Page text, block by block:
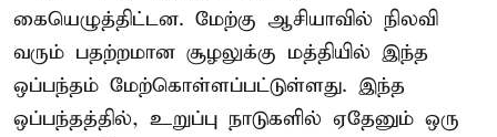
கையெழுத்திட்டன. மேற்கு ஆசியாவில் நிலவி
வரும் பதற்றமான சூழலுக்கு மத்தியில் இந்த
ஒப்பந்தம் மேற்கொள்ளப்பட்டுள்ளது. இந்த
ஒப்பந்தத்தில், உறுப்பு நாடுகளில் ஏதேனும் ஒரு